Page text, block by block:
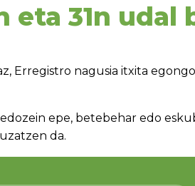
eta 31n
Erregistro nagusia itxita
epe, betebehar edo
da.